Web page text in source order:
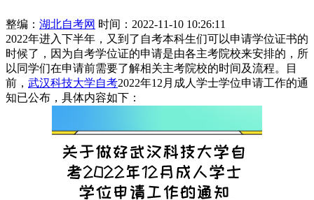
整编： 湖北自考网 时间：2022-11-10 10:26:11
2022年进入下半年，又到了自考本科生们可以申请学位证书的
时候了，因为自考学位证的申请是由各主考院校来安排的，所
以同学们在申请前需要了解相关主考院校的时间及流程。目
前， 武汉科技大学自考2022年12月成人学士学位申请工作的通
知已公布，具体内容如下：